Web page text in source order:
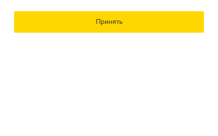
Принять
Использование материалов сайта разрешено только
при наличии активной ссылки.